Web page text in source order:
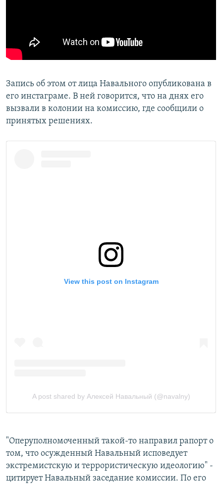
Запись об этом от лица Навального опубликована в
его инстаграме. В ней говорится, что на днях его
вызвали в колонии на комиссию, где сообщили о
принятых решениях.
"Оперуполномоченный такой-то направил рапорт о
том, что осужденный Навальный исповедует
экстремистскую и террористическую идеологию" -
цитирует Навальный заседание комиссии. По его